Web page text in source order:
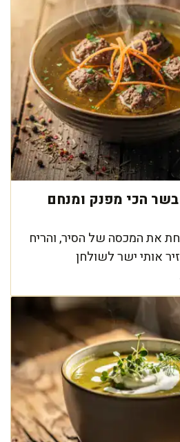
הכי מפנק ומנחם
את המכסה של הסיר, והריח
אותי ישר לשולחן